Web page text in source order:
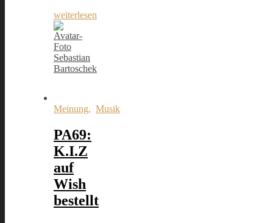
weiterlesen
Sebastian
Bartoschek
Meinung, Musik
PA69:
K.I.Z
auf
Wish
bestellt